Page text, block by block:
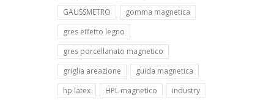
GAUSSMETRO
gomma magnetica
gres effetto legno
gres porcellanato magnetico
griglia areazione
guida magnetica
hp latex
HPL magnetico
industry